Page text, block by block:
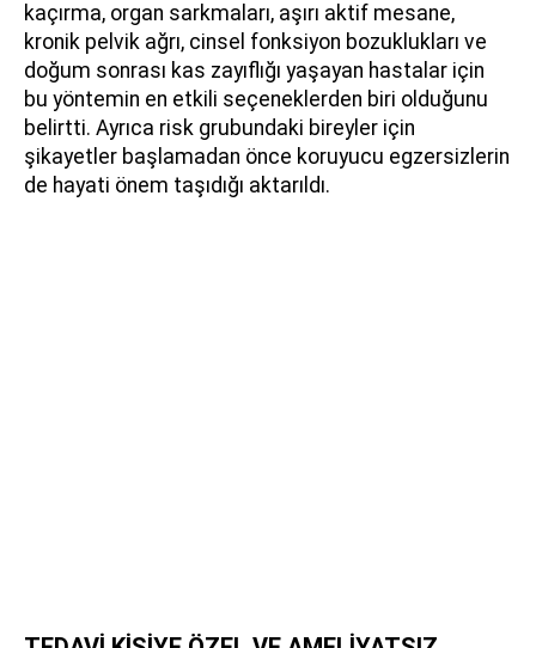
kaçırma, organ sarkmaları, aşırı aktif mesane,
kronik pelvik ağrı, cinsel fonksiyon bozuklukları ve
doğum sonrası kas zayıflığı yaşayan hastalar için
bu yöntemin en etkili seçeneklerden biri olduğunu
belirtti. Ayrıca risk grubundaki bireyler için
şikayetler başlamadan önce koruyucu egzersizlerin
de hayati önem taşıdığı aktarıldı.